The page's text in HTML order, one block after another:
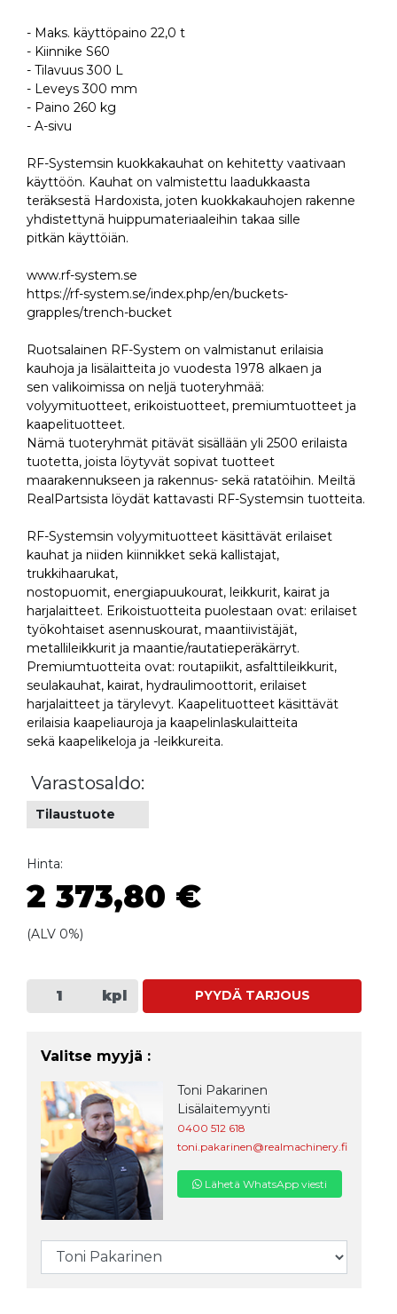
- Maks. käyttöpaino 22,0 t
- Kiinnike S60
- Tilavuus 300 L
- Leveys 300 mm
- Paino 260 kg
- A-sivu
RF-Systemsin kuokkakauhat on kehitetty vaativaan
käyttöön. Kauhat on valmistettu laadukkaasta
teräksestä Hardoxista, joten kuokkakauhojen rakenne
yhdistettynä huippumateriaaleihin takaa sille
pitkän käyttöiän.
www.rf-system.se
https://rf-system.se/index.php/en/buckets-
grapples/trench-bucket
Ruotsalainen RF-System on valmistanut erilaisia
kauhoja ja lisälaitteita jo vuodesta 1978 alkaen ja
sen valikoimissa on neljä tuoteryhmää:
volyymituotteet, erikoistuotteet, premiumtuotteet ja
kaapelituotteet.
Nämä tuoteryhmät pitävät sisällään yli 2500 erilaista
tuotetta, joista löytyvät sopivat tuotteet
maarakennukseen ja rakennus- sekä ratatöihin. Meiltä
RealPartsista löydät kattavasti RF-Systemsin tuotteita.
RF-Systemsin volyymituotteet käsittävät erilaiset
kauhat ja niiden kiinnikket sekä kallistajat,
trukkihaarukat,
nostopuomit, energiapuukourat, leikkurit, kairat ja
harjalaitteet. Erikoistuotteita puolestaan ovat: erilaiset
työkohtaiset asennuskourat, maantiivistäjät,
metallileikkurit ja maantie/rautatieperäkärryt.
Premiumtuotteita ovat: routapiikit, asfalttileikkurit,
seulakauhat, kairat, hydraulimoottorit, erilaiset
harjalaitteet ja tärylevyt. Kaapelituotteet käsittävät
erilaisia kaapeliauroja ja kaapelinlaskulaitteita
sekä kaapelikeloja ja -leikkureita.
Varastosaldo:
Tilaustuote
Hinta:
2 373,80 €
(ALV 0%)
kpl PYYDÄ TARJOUS
Valitse myyjä :
Toni Pakarinen
Lisälaitemyynti
0400 512 618
toni.pakarinen@realmachinery.fi
Lähetä WhatsApp viesti